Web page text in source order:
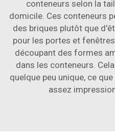
conteneurs selon la
domicile. Ces conteneurs
des briques plutôt que
pour les portes et
découpant des formes
dans les conteneurs.
quelque peu unique, ce
assez